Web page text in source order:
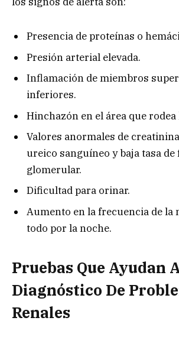
Presencia de proteínas o
Presión arterial elevada.
Inflamación de miembros
inferiores.
Hinchazón en el área que rodea
Valores anormales de
ureico sanguíneo y baja tasa
glomerular.
Dificultad para orinar.
Aumento en la frecuencia de la
todo por la noche.
Pruebas Que Ayudan
Diagnóstico De
Renales